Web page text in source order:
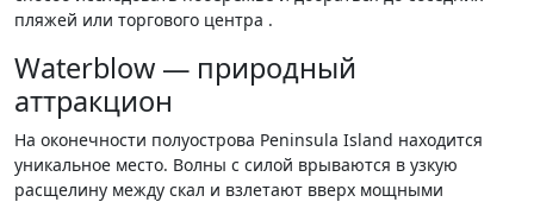
пляжей или торгового центра .
Waterblow — природный
аттракцион
На оконечности полуострова Peninsula Island находится
уникальное место. Волны с силой врываются в узкую
расщелину между скал и взлетают вверх мощными